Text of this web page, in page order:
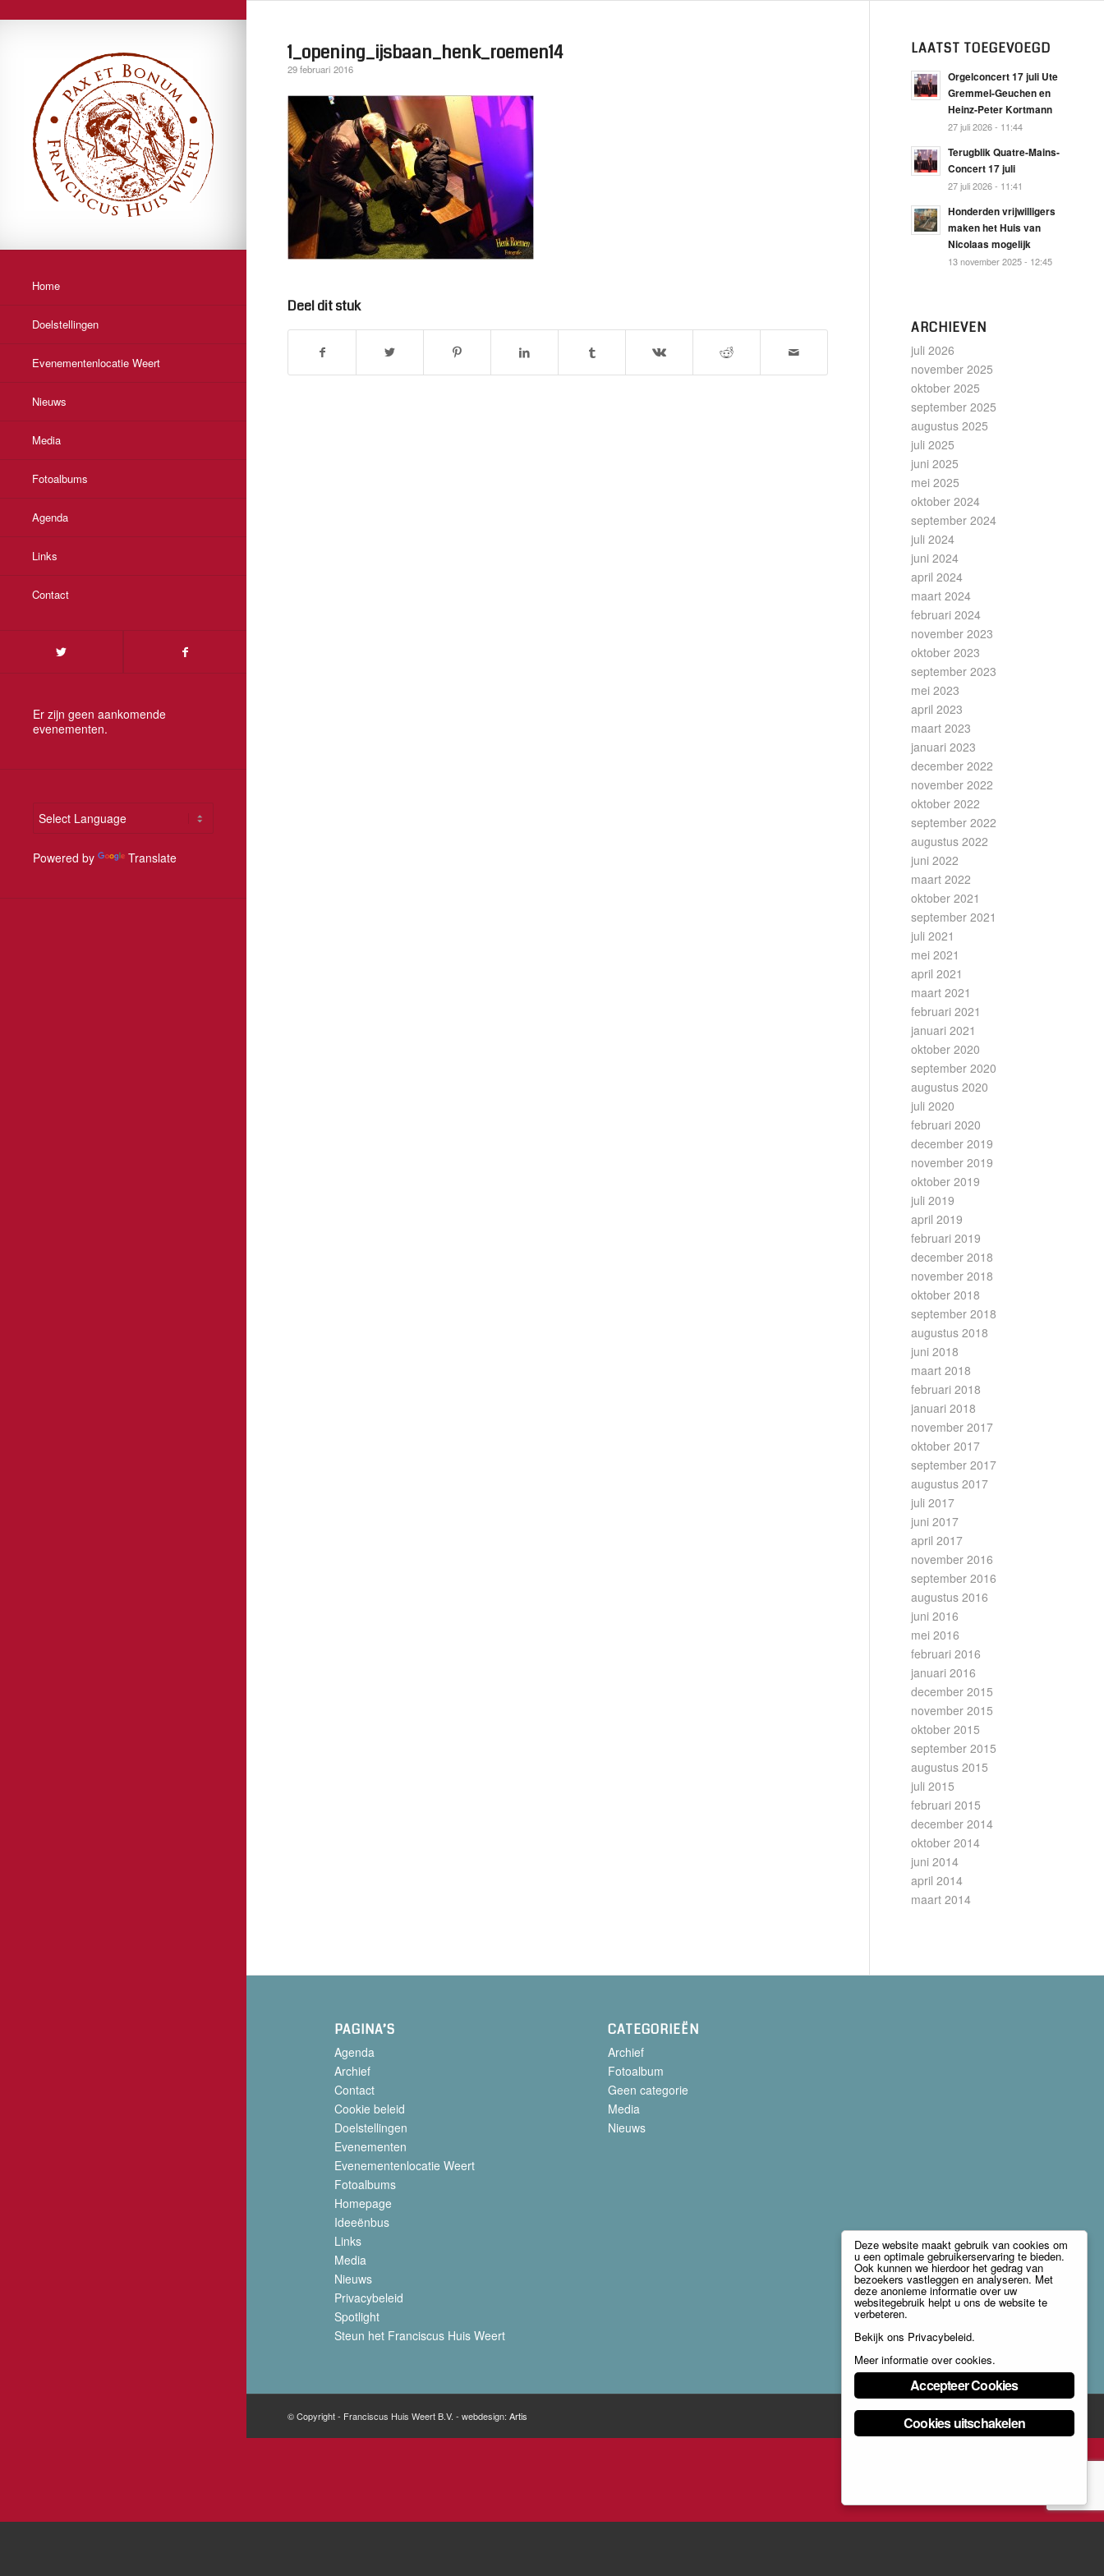
Home
Doelstellingen
Evenementenlocatie Weert
Nieuws
Media
Fotoalbums
Agenda
Links
Contact
Er zijn geen aankomende
evenementen.
Powered by Translate
1_opening_ijsbaan_henk_roemen14
29 februari 2016
Deel dit stuk
LAATST TOEGEVOEGD
Orgelconcert 17 juli Ute
Gremmel-Geuchen en
Heinz-Peter Kortmann
27 juli 2026 - 11:44
Terugblik Quatre-Mains-
Concert 17 juli
27 juli 2026 - 11:41
Honderden vrijwilligers
maken het Huis van
Nicolaas mogelijk
13 november 2025 - 12:45
ARCHIEVEN
juli 2026
november 2025
oktober 2025
september 2025
augustus 2025
juli 2025
juni 2025
mei 2025
oktober 2024
september 2024
juli 2024
juni 2024
april 2024
maart 2024
februari 2024
november 2023
oktober 2023
september 2023
mei 2023
april 2023
maart 2023
januari 2023
december 2022
november 2022
oktober 2022
september 2022
augustus 2022
juni 2022
maart 2022
oktober 2021
september 2021
juli 2021
mei 2021
april 2021
maart 2021
februari 2021
januari 2021
oktober 2020
september 2020
augustus 2020
juli 2020
februari 2020
december 2019
november 2019
oktober 2019
juli 2019
april 2019
februari 2019
december 2018
november 2018
oktober 2018
september 2018
augustus 2018
juni 2018
maart 2018
februari 2018
januari 2018
november 2017
oktober 2017
september 2017
augustus 2017
juli 2017
juni 2017
april 2017
november 2016
september 2016
augustus 2016
juni 2016
mei 2016
februari 2016
januari 2016
december 2015
november 2015
oktober 2015
september 2015
augustus 2015
juli 2015
februari 2015
december 2014
oktober 2014
juni 2014
april 2014
maart 2014
PAGINA’S
Agenda
Archief
Contact
Cookie beleid
Doelstellingen
Evenementen
Evenementenlocatie Weert
Fotoalbums
Homepage
Ideeënbus
Links
Media
Nieuws
Privacybeleid
Spotlight
Steun het Franciscus Huis Weert
CATEGORIEËN
Archief
Fotoalbum
Geen categorie
Media
Nieuws
© Copyright - Franciscus Huis Weert B.V. - webdesign: Artis
Deze website maakt gebruik van cookies om
u een optimale gebruikerservaring te bieden.
Ook kunnen we hierdoor het gedrag van
bezoekers vastleggen en analyseren. Met
deze anonieme informatie over uw
websitegebruik helpt u ons de website te
verbeteren.
Bekijk ons Privacybeleid.
Meer informatie over cookies.
Accepteer Cookies
Cookies uitschakelen